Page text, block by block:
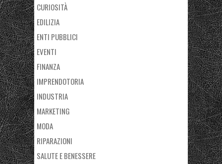
CURIOSITÀ
EDILIZIA
ENTI PUBBLICI
EVENTI
FINANZA
IMPRENDOTORIA
INDUSTRIA
MARKETING
MODA
RIPARAZIONI
SALUTE E BENESSERE